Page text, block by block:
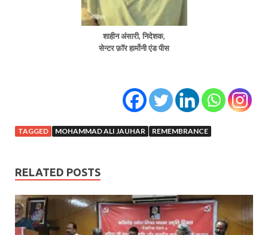
शाहीन अंसारी, निदेशक,
सेन्टर फ़ॉर हार्मोनी एंड पीस
TAGGED MOHAMMAD ALI JAUHAR REMEMBRANCE
RELATED POSTS